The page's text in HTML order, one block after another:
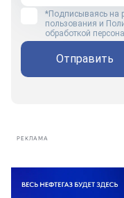
*Подписываясь на
пользования и
обработкой
Отправить
РЕКЛАМА